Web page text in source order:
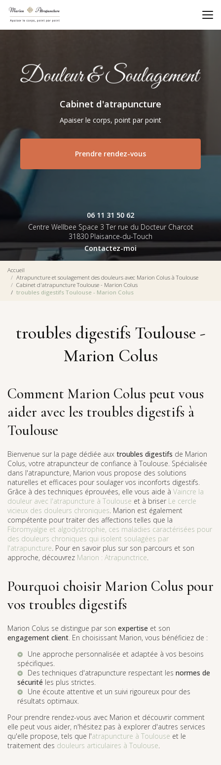
Aller
contenu
principal
Cabinet d'atrapuncture
Apaiser le corps, point par point
Prendre rendez-vous
06 11 31 50 62
Centre Wellbee Space 3 Ter rue du Docteur Charcot
31830 Plaisance-du-Touch
Contactez-moi
Accueil
Atrapuncture et soulagement des douleurs avec Marion Colus à Toulouse
Cabinet d'atrapuncture Toulouse - Marion Colus
troubles digestifs Toulouse - Marion Colus
troubles digestifs Toulouse -
Marion Colus
Comment Marion Colus peut vous
aider avec les troubles digestifs à
Toulouse
Bienvenue sur la page dédiée aux troubles digestifs de Marion
Colus, votre atrapuncteur de confiance à Toulouse. Spécialisée
dans l'atrapuncture, Marion vous propose des solutions
naturelles et efficaces pour soulager vos inconforts digestifs.
Grâce à des techniques éprouvées, elle vous aide à Vaincre la
douleur avec l'atrapuncture à Toulouse et à briser Le cercle
vicieux des douleurs chroniques. Marion est également
compétente pour traiter des affections telles que la
Fibromyalgie et algodystrophie, ces maladies caractérisées pour
des douleurs chroniques qui isolent soulagées par
l'atrapuncture. Pour en savoir plus sur son parcours et son
approche, découvrez Marion : Atrapunctrice.
Pourquoi choisir Marion Colus pour
vos troubles digestifs
Marion Colus se distingue par son expertise et son
engagement client. En choisissant Marion, vous bénéficiez de :
Une approche personnalisée et adaptée à vos besoins
spécifiques.
Des techniques d'atrapuncture respectant les normes de
sécurité les plus strictes.
Une écoute attentive et un suivi rigoureux pour des
résultats optimaux.
Pour prendre rendez-vous avec Marion et découvrir comment
elle peut vous aider, n'hésitez pas à explorer d'autres services
qu'elle propose, tels que l'atrapuncture à Toulouse et le
traitement des douleurs articulaires à Toulouse.